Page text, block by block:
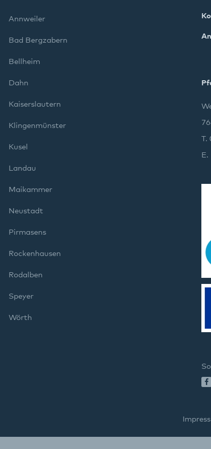
Annweiler
Bad Bergzabern
Bellheim
Dahn
Kaiserslautern
Klingenmünster
Kusel
Landau
Maikammer
Neustadt
Pirmasens
Rockenhausen
Rodalben
Speyer
Wörth
T.
E.